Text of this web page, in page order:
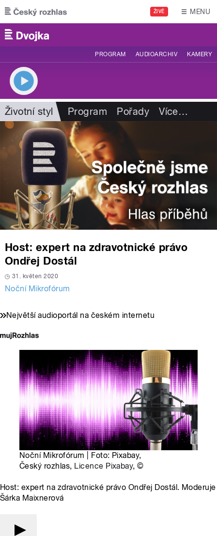
Přejít k hlavnímu obsahu
ŽIVĚ MENU
PROGRAM AUDIOARCHIV KAMERY
Životní styl Program Pořady Více…
Host: expert na zdravotnické právo
Ondřej Dostál
31. květen 2020
Noční Mikrofórum
Největší audioportál na českém internetu
Noční Mikrofórum | Foto: Pixabay,
Český rozhlas, Licence Pixabay,©
Host: expert na zdravotnické právo Ondřej Dostál. Moderuje
Šárka Maixnerová